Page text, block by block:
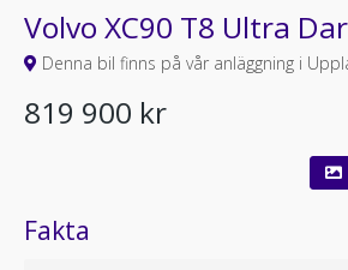
Volvo XC90 T8 Ultra
Denna bil finns på vår anläggning i
819 900 kr
Fakta